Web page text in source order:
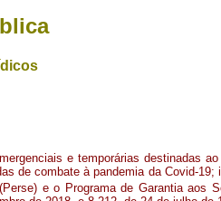
e temporárias destinadas
de combate à pandemia da Covid-
e o Programa de Garantia aos